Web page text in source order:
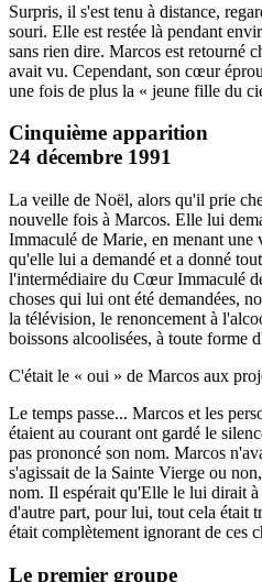
Surpris, il s'est tenu à distance,
souri. Elle est restée là pendant
sans rien dire. Marcos est retourné
avait vu. Cependant, son cœur
une fois de plus la « jeune fille du
Cinquième apparition
24 décembre 1991
La veille de Noël, alors qu'il prie
nouvelle fois à Marcos. Elle lui
Immaculé de Marie, en menant une
qu'elle lui a demandé et a donné
l'intermédiaire du Cœur Immaculé
choses qui lui ont été demandées,
la télévision, le renoncement à
boissons alcoolisées, à toute forme
C'était le « oui » de Marcos aux
Le temps passe... Marcos et les
étaient au courant ont gardé le
pas prononcé son nom. Marcos
s'agissait de la Sainte Vierge ou
nom. Il espérait qu'Elle le lui dirait
d'autre part, pour lui, tout cela était
était complètement ignorant de ces
Le premier groupe